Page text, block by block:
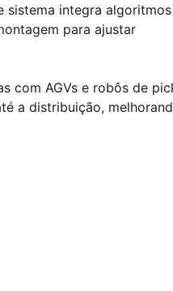
sistema integra
para ajustar
com AGVs e robôs de
a distribuição,